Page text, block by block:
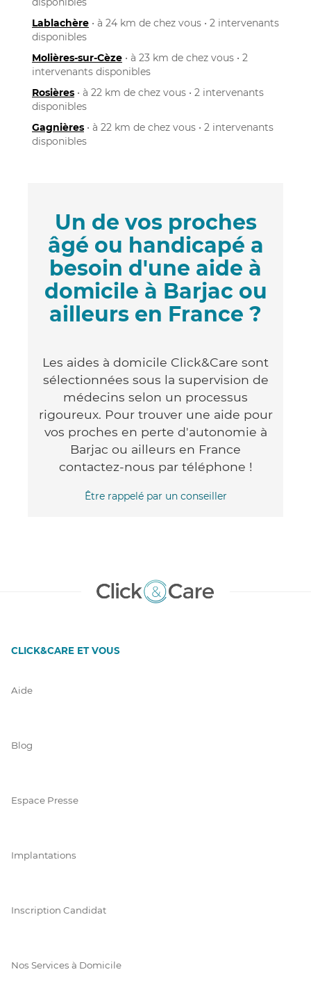
Lablachère • à 24 km de chez vous • 2 intervenants
disponibles
Molières-sur-Cèze • à 23 km de chez vous • 2
intervenants disponibles
Rosières • à 22 km de chez vous • 2 intervenants
disponibles
Gagnières • à 22 km de chez vous • 2 intervenants
disponibles
Un de vos proches
âgé ou handicapé a
besoin d'une aide à
domicile à Barjac ou
ailleurs en France ?
Les aides à domicile Click&Care sont
sélectionnées sous la supervision de
médecins selon un processus
rigoureux. Pour trouver une aide pour
vos proches en perte d'autonomie à
Barjac ou ailleurs en France
contactez-nous par téléphone !
Être rappelé par un conseiller
CLICK&CARE ET VOUS
Aide
Blog
Espace Presse
Implantations
Inscription Candidat
Nos Services à Domicile